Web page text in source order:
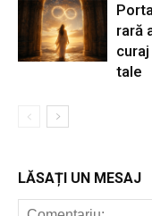
rară
tale
LĂSAȚI UN MESAJ